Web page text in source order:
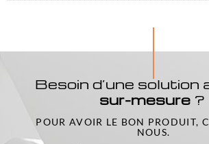
Besoin d’une solution
sur-mesure?
POUR AVOIR LE BON PRODUIT,
NOUS.